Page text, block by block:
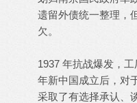
遗留外债统一整理，
欠。
1937 年抗战爆发，
年新中国成立后，对
采取了有选择承认、